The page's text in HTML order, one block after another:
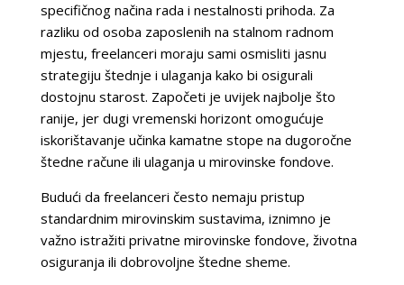
specifičnog načina rada i nestalnosti prihoda. Za
razliku od osoba zaposlenih na stalnom radnom
mjestu, freelanceri moraju sami osmisliti jasnu
strategiju štednje i ulaganja kako bi osigurali
dostojnu starost. Započeti je uvijek najbolje što
ranije, jer dugi vremenski horizont omogućuje
iskorištavanje učinka kamatne stope na dugoročne
štedne račune ili ulaganja u mirovinske fondove.
Budući da freelanceri često nemaju pristup
standardnim mirovinskim sustavima, iznimno je
važno istražiti privatne mirovinske fondove, životna
osiguranja ili dobrovoljne štedne sheme.